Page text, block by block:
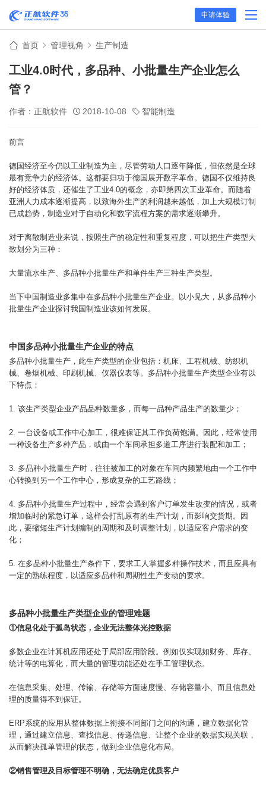
申请体验
首页 管理视角 生产制造
工业4.0时代，多品种、小批量生产企业怎么
管？
作者：正航软件 2018-10-08 智能制造
前言
德国经济至今仍以工业制造为主，尽管劳动人口逐年降低，但依然是全球
最有竞争力的经济体。这都要归功于德国展开数字革命。德国不仅维持良
好的经济体质，还催生了工业4.0的概念，亦即第四次工业革命。而随着
亚洲人力成本逐渐提高，以致海外生产的利润越来越低，加上大规模订制
已成趋势，制造业对于自动化和数字流程方案的需求逐渐攀升。
对于离散制造业来说，按照生产的稳定性和重复程度，可以把生产类型大
致划分为三种：
大量流水生产、多品种小批量生产和单件生产三种生产类型。
当下中国制造业多集中在多品种小批量生产企业。以小见大，从多品种小
批量生产企业探讨我国制造业该如何发展。
中国多品种小批量生产企业的特点
多品种小批量生产，此生产类型的企业包括：机床、工程机械、纺织机
械、卷烟机械、印刷机械、仪器仪表等。多品种小批量生产类型企业有以
下特点：
1. 该生产类型企业产品品种数量多，而每一品种产品生产的数量少；
2. 一台设备或工作中心加工，很难保证其工作负荷饱满。因此，经常使用
一种设备生产多种产品，或由一个车间承担多道工序进行装配和加工；
3. 多品种小批量生产时，往往被加工的对象在车间内频繁地由一个工作中
心转换到另一个工作中心，形成复杂的工艺路线；
4. 多品种小批量生产过程中，经常会遇到客户订单发生改变的情况，或者
增加临时的紧急订单，这样会打乱原有的生产计划，而影响交货期。因
此，要缩短生产计划编制的周期和及时调整计划，以适应客户需求的变
化；
5. 在多品种小批量生产条件下，要求工人掌握多种操作技术，而且应具有
一定的熟练程度，以适应多品种和周期性生产变动的要求。
多品种小批量生产类型企业的管理难题
①信息化处于孤岛状态，企业无法整体光控数据
多数企业在计算机应用还处于局部应用阶段。例如仅实现如财务、库存、
统计等的电算化，而大量的管理功能还处在手工管理状态。
在信息采集、处理、传输、存储等方面速度慢、存储容量小、而且信息处
理的质量得不到保证。
ERP系统的应用从整体数据上衔接不同部门之间的沟通，建立数据化管
理，通过建立信息、查找信息、传递信息、让整个企业的数据实现关联，
从而解决孤单管理的状态，做到企业信息化布局。
②销售管理及目标管理不明确，无法确定优质客户